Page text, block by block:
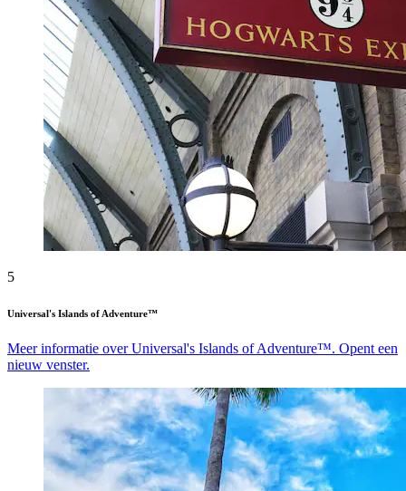
5
Universal's Islands of Adventure™
Meer informatie over Universal's Islands of Adventure™. Opent een
nieuw venster.